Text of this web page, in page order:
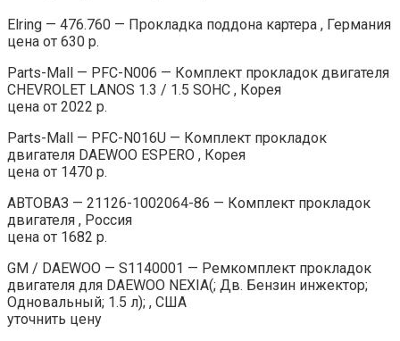
Elring — 476.760 — Прокладка поддона картера , Германия
цена от 630 р.
Parts-Mall — PFC-N006 — Комплект прокладок двигателя
CHEVROLET LANOS 1.3 / 1.5 SOHC , Корея
цена от 2022 р.
Parts-Mall — PFC-N016U — Комплект прокладок
двигателя DAEWOO ESPERO , Корея
цена от 1470 р.
АВТОВАЗ — 21126-1002064-86 — Комплект прокладок
двигателя , Россия
цена от 1682 р.
GM / DAEWOO — S1140001 — Ремкомплект прокладок
двигателя для DAEWOO NEXIA(; Дв. Бензин инжектор;
Одновальный; 1.5 л); , США
уточнить цену